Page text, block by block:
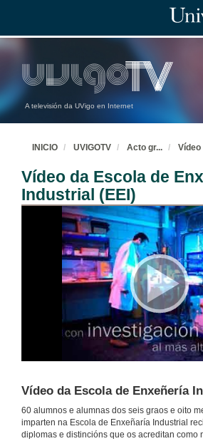
A televisión da UVigo en Internet
INICIO UVIGOTV Acto gr... Vídeo
Vídeo da Escola de
Industrial (EEI)
Vídeo da Escola de Enxeñería
60 alumnos e alumnas dos seis graos e oito
imparten na Escola de Enxeñaría Industrial
diplomas e distincións que os acreditan como